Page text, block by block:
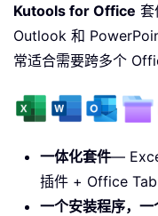
Kutools for Office 套
Outlook 和
常适合需要跨多个
一体化套件—
插件 + Office
一个安装程序，一